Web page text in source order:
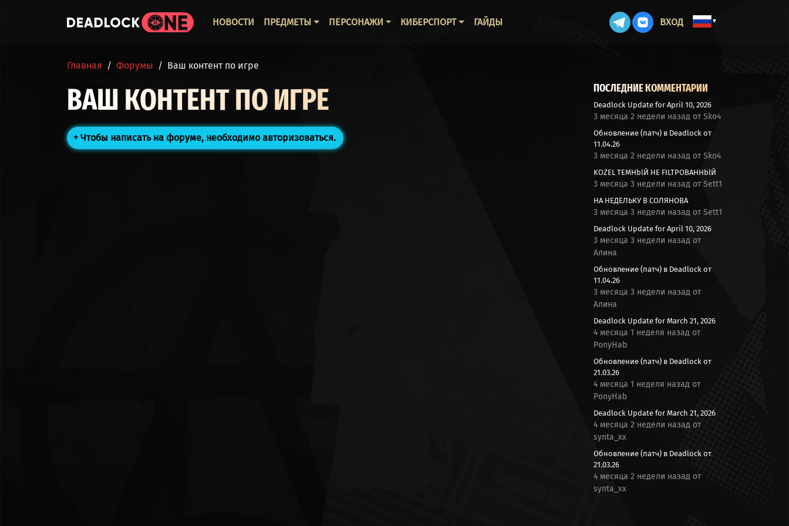
ОСНОВНАЯ НАВИГАЦИЯ
НОВОСТИ ПРЕДМЕТЫ ПЕРСОНАЖИ КИБЕРСПОРТ ГАЙДЫ ВХОД ▼
СТРОКА НАВИГАЦИИ
Главная Форумы Ваш контент по игре
ВАШ КОНТЕНТ ПО ИГРЕ
Чтобы написать на форуме, необходимо авторизоваться.
ПОСЛЕДНИЕ КОММЕНТАРИИ
Deadlock Update for April 10, 2026
3 месяца 2 недели назад от Sko4
Обновление (патч) в Deadlock от
11.04.26
3 месяца 2 недели назад от Sko4
KOZEL TEMHblЙ HE FILTPOBAHНblЙ
3 месяца 3 недели назад от Sett1
НА НЕДЕЛЬКУ В СОЛЯНОВА
3 месяца 3 недели назад от Sett1
Deadlock Update for April 10, 2026
3 месяца 3 недели назад от
Алина
Обновление (патч) в Deadlock от
11.04.26
3 месяца 3 недели назад от
Алина
Deadlock Update for March 21, 2026
4 месяца 1 неделя назад от
PonyHab
Обновление (патч) в Deadlock от
21.03.26
4 месяца 1 неделя назад от
PonyHab
Deadlock Update for March 21, 2026
4 месяца 2 недели назад от
synta_xx
Обновление (патч) в Deadlock от
21.03.26
4 месяца 2 недели назад от
synta_xx